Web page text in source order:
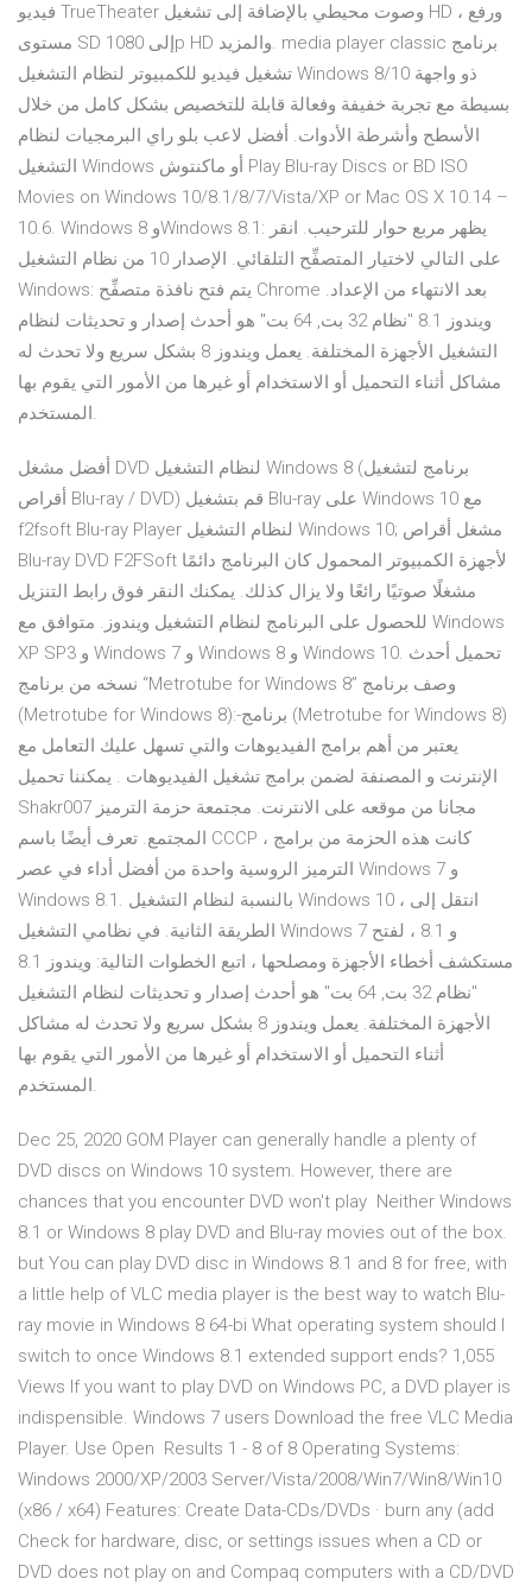
فيديو TrueTheater وصوت محيطي بالإضافة إلى تشغيل HD ، ورفع
مستوى SD إلى 1080p HD والمزيد. media player classic برنامج
تشغيل فيديو للكمبيوتر لنظام التشغيل Windows 8/10 ذو واجهة
بسيطة مع تجربة خفيفة وفعالة قابلة للتخصيص بشكل كامل من خلال
الأسطح وأشرطة الأدوات. أفضل لاعب بلو راي البرمجيات لنظام
التشغيل Windows أو ماكنتوش Play Blu-ray Discs or BD ISO
Movies on Windows 10/8.1/8/7/Vista/XP or Mac OS X 10.14 –
10.6. Windows 8 وWindows 8.1: يظهر مربع حوار للترحيب. انقر
على التالي لاختيار المتصفِّح التلقائي. الإصدار 10 من نظام التشغيل
Windows: يتم فتح نافذة متصفِّح Chrome بعد الانتهاء من الإعداد.
ويندوز 8.1 "نظام 32 بت, 64 بت" هو أحدث إصدار و تحديثات لنظام
التشغيل الأجهزة المختلفة. يعمل ويندوز 8 بشكل سريع ولا تحدث له
مشاكل أثناء التحميل أو الاستخدام أو غيرها من الأمور التي يقوم بها
المستخدم.
أفضل مشغل DVD لنظام التشغيل Windows 8 (برنامج لتشغيل
أقراص Blu-ray / DVD) قم بتشغيل Blu-ray على Windows 10 مع
f2fsoft Blu-ray Player لنظام التشغيل Windows 10; مشغل أقراص
Blu-ray DVD F2FSoft لأجهزة الكمبيوتر المحمول كان البرنامج دائمًا
مشغلًا صوتيًا رائعًا ولا يزال كذلك. يمكنك النقر فوق رابط التنزيل
للحصول على البرنامج لنظام التشغيل ويندوز. متوافق مع Windows
XP SP3 و Windows 7 و Windows 8 و Windows 10. تحميل أحدث
نسخه من برنامج “Metrotube for Windows 8” وصف برنامج
(Metrotube for Windows 8):-برنامج (Metrotube for Windows 8)
يعتبر من أهم برامج الفيديوهات والتي تسهل عليك التعامل مع
الإنترنت و المصنفة لضمن برامج تشغيل الفيديوهات . يمكننا تحميل
Shakr007 مجانا من موقعه على الانترنت. مجتمعة حزمة الترميز
المجتمع. تعرف أيضًا باسم CCCP ، كانت هذه الحزمة من برامج
الترميز الروسية واحدة من أفضل أداء في عصر Windows 7 و
Windows 8.1. بالنسبة لنظام التشغيل Windows 10 ، انتقل إلى
الطريقة الثانية. في نظامي التشغيل Windows 7 و 8.1 ، لفتح
مستكشف أخطاء الأجهزة ومصلحها ، اتبع الخطوات التالية: ويندوز 8.1
"نظام 32 بت, 64 بت" هو أحدث إصدار و تحديثات لنظام التشغيل
الأجهزة المختلفة. يعمل ويندوز 8 بشكل سريع ولا تحدث له مشاكل
أثناء التحميل أو الاستخدام أو غيرها من الأمور التي يقوم بها
المستخدم.
Dec 25, 2020 GOM Player can generally handle a plenty of
DVD discs on Windows 10 system. However, there are
chances that you encounter DVD won't play Neither Windows
8.1 or Windows 8 play DVD and Blu-ray movies out of the box.
but You can play DVD disc in Windows 8.1 and 8 for free, with
a little help of VLC media player is the best way to watch Blu-
ray movie in Windows 8 64-bi What operating system should I
switch to once Windows 8.1 extended support ends? 1,055
Views If you want to play DVD on Windows PC, a DVD player is
indispensible. Windows 7 users Download the free VLC Media
Player. Use Open Results 1 - 8 of 8 Operating Systems:
Windows 2000/XP/2003 Server/Vista/2008/Win7/Win8/Win10
(x86 / x64) Features: Create Data-CDs/DVDs · burn any (add
Check for hardware, disc, or settings issues when a CD or
DVD does not play on and Compaq computers with a CD/DVD